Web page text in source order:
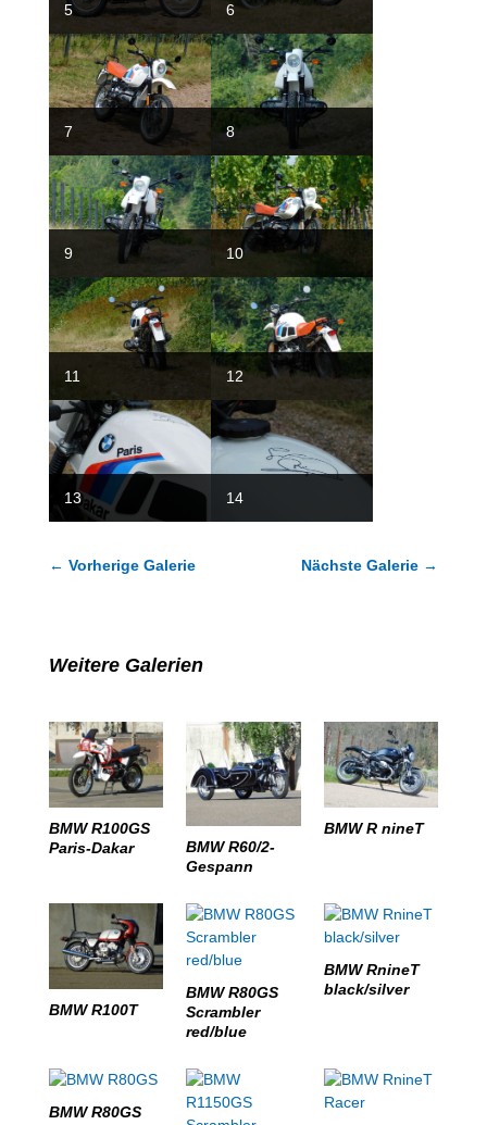
5 6
7 8
9 10
11 12
13 14
← Vorherige Galerie Nächste Galerie →
Weitere Galerien
BMW R100GS
Paris-Dakar
BMW R60/2-
Gespann
BMW R nineT
BMW R100T
BMW R80GS
Scrambler
red/blue
BMW RnineT
black/silver
BMW R80GS